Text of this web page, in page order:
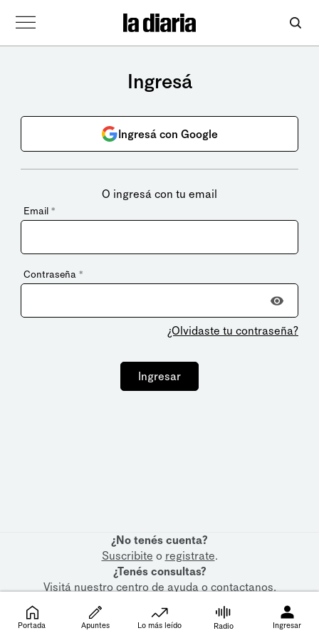
Ingresá
Ingresá con Google
O ingresá con tu email
Email *
Contraseña *
¿Olvidaste tu contraseña?
Ingresar
¿No tenés cuenta?
Suscribite o registrate.
¿Tenés consultas?
Visitá nuestrocentro de ayudaocontactanos.
Portada Apuntes Lo más leído Radio Ingresar